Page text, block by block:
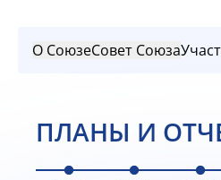
О СоюзеСовет Союза
ПЛАНЫ И